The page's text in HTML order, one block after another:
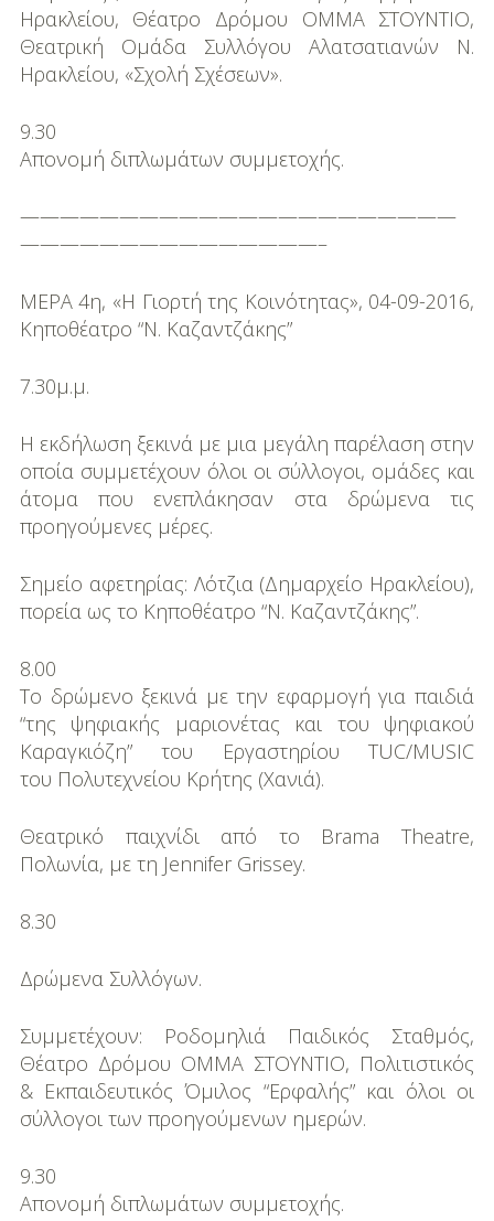
Ηρακλείου, Θέατρο Δρόµου ΟΜΜΑ ΣΤΟΥΝΤΙΟ,
Θεατρική Οµάδα Συλλόγου Αλατσατιανών Ν.
Ηρακλείου, «Σχολή Σχέσεων».
9.30
Απονοµή διπλωµάτων συµµετοχής.
——————————————————————
———————————————–
ΜΕΡΑ 4η, «Η Γιορτή της Κοινότητας», 04-09-2016,
Κηποθέατρο “N. Καζαντζάκης”
7.30μ.μ.
Η εκδήλωση ξεκινά µε µια µεγάλη παρέλαση στην
οποία συµµετέχουν όλοι οι σύλλογοι, οµάδες και
άτομα που ενεπλάκησαν στα δρώμενα τις
προηγούµενες µέρες.
Σημείο αφετηρίας: Λότζια (Δημαρχείο Ηρακλείου),
πορεία ως το Κηποθέατρο “Ν. Καζαντζάκης”.
8.00
Το δρώµενο ξεκινά µε την εφαρµογή για παιδιά
“της ψηφιακής µαριονέτας και του ψηφιακού
Καραγκιόζη” του Εργαστηρίου TUC/MUSIC
του Πολυτεχνείου Κρήτης (Χανιά).
Θεατρικό παιχνίδι από το Brama Theatre,
Πολωνία, µε τη Jennifer Grissey.
8.30
Δρώµενα Συλλόγων.
Συμμετέχουν: Ροδοµηλιά Παιδικός Σταθµός,
Θέατρο Δρόµου ΟΜΜΑ ΣΤΟΥΝΤΙΟ, Πολιτιστικός
& Εκπαιδευτικός Όµιλος “Ερφαλής” και όλοι οι
σύλλογοι των προηγούμενων ημερών.
9.30
Απονοµή διπλωµάτων συµµετοχής.